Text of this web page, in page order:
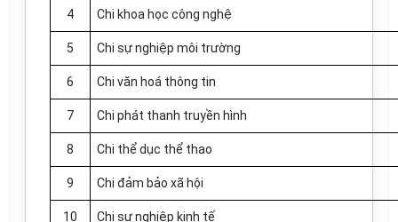
4 Chi khoa học công nghệ
5 Chi sự nghiệp môi trường
6 Chi văn hoá thông tin
7 Chi phát thanh truyền hình
8 Chi thể dục thể thao
9 Chi đảm bảo xã hội
10 Chi sự nghiệp kinh tế